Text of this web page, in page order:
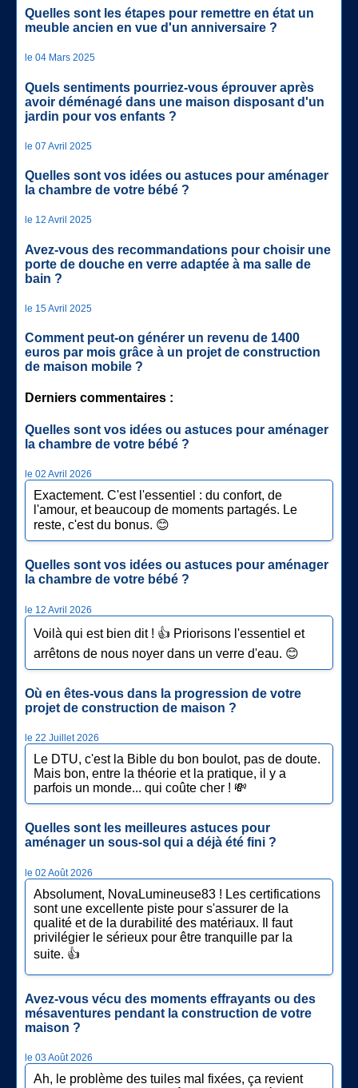
Quelles sont les étapes pour remettre en état un
meuble ancien en vue d'un anniversaire ?
le 04 Mars 2025
Quels sentiments pourriez-vous éprouver après
avoir déménagé dans une maison disposant d'un
jardin pour vos enfants ?
le 07 Avril 2025
Quelles sont vos idées ou astuces pour aménager
la chambre de votre bébé ?
le 12 Avril 2025
Avez-vous des recommandations pour choisir une
porte de douche en verre adaptée à ma salle de
bain ?
le 15 Avril 2025
Comment peut-on générer un revenu de 1400
euros par mois grâce à un projet de construction
de maison mobile ?
Derniers commentaires :
Quelles sont vos idées ou astuces pour aménager
la chambre de votre bébé ?
le 02 Avril 2026
Exactement. C'est l'essentiel : du confort, de
l'amour, et beaucoup de moments partagés. Le
reste, c'est du bonus. 😊
Quelles sont vos idées ou astuces pour aménager
la chambre de votre bébé ?
le 12 Avril 2026
Voilà qui est bien dit ! 👍 Priorisons l'essentiel et
arrêtons de nous noyer dans un verre d'eau. 😊
Où en êtes-vous dans la progression de votre
projet de construction de maison ?
le 22 Juillet 2026
Le DTU, c'est la Bible du bon boulot, pas de doute.
Mais bon, entre la théorie et la pratique, il y a
parfois un monde... qui coûte cher ! 💸
Quelles sont les meilleures astuces pour
aménager un sous-sol qui a déjà été fini ?
le 02 Août 2026
Absolument, NovaLumineuse83 ! Les certifications
sont une excellente piste pour s'assurer de la
qualité et de la durabilité des matériaux. Il faut
privilégier le sérieux pour être tranquille par la
suite. 👍
Avez-vous vécu des moments effrayants ou des
mésaventures pendant la construction de votre
maison ?
le 03 Août 2026
Ah, le problème des tuiles mal fixées, ça revient